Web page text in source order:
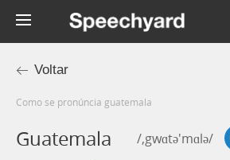
Voltar
Como se pronúncia guatemala
Guatemala /,gwɑtə'mɑlə/